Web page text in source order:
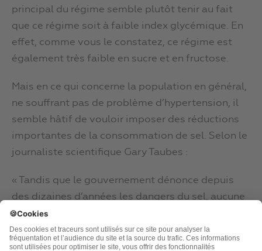
principal du régime semble plutôt tenir au fait
que ce régime soit à faible index glycémique. En
effet, comme vous le constatez, ce régime est
également très faible en sucre et en fructose.
Mais en ce qui concerne la population en général,
ne souffrant pas de problème d’hypertension, il
semble hâtif de vouloir imposer des réductions
importantes de la consommation de sel. Selon le
journaliste scientifique Gary Taubes :
« Tandis que le gouvernement dénonce depuis
des dizaines d’années les dangers du sel, aucune
recherche scientifique n’est parvenue à faire taire
les soupçons que ce danger n’existe pas. Et de
fait, la controverse sur les bienfaits, s’ils existent,